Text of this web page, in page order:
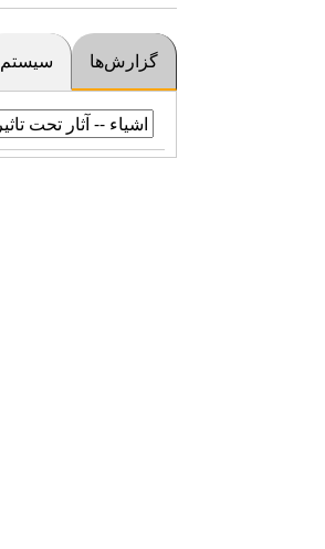
گزارش‌ها سیستم